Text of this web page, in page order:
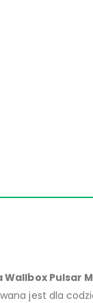
Wallbox Pulsar
jest dla